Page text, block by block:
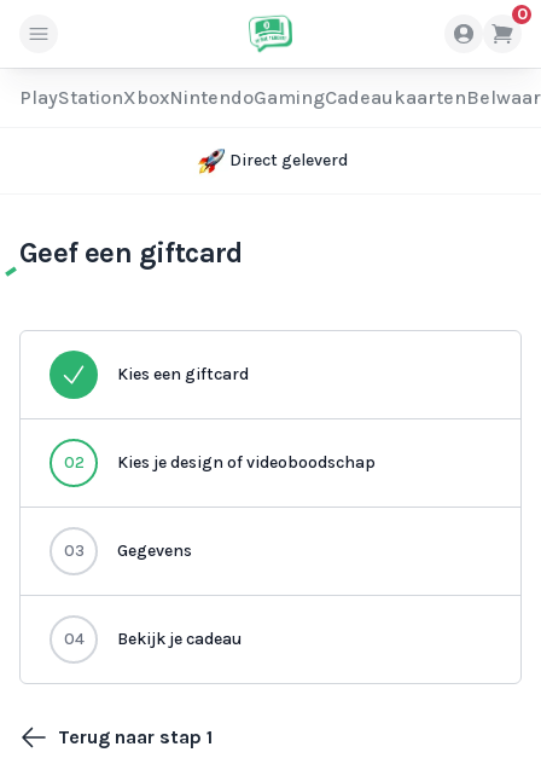
0
PlayStationXboxNintendoGamingCadeaukaarten
Direct geleverd
Geef een giftcard
Kies een giftcard
02 Kies je design of videoboodschap
03 Gegevens
04 Bekijk je cadeau
Terug naar stap 1